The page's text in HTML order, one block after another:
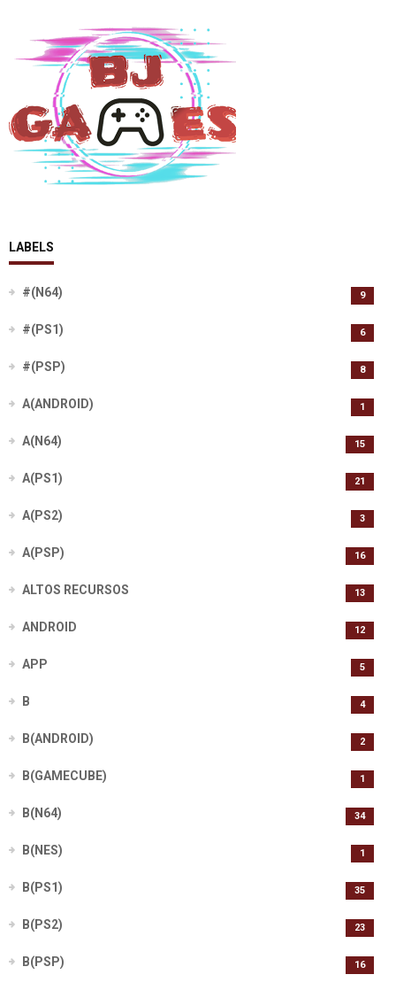
LABELS
#(N64) 9
#(PS1) 6
#(PSP) 8
A(ANDROID) 1
A(N64) 15
A(PS1) 21
A(PS2) 3
A(PSP) 16
ALTOS RECURSOS 13
ANDROID 12
APP 5
B 4
B(ANDROID) 2
B(GAMECUBE) 1
B(N64) 34
B(NES) 1
B(PS1) 35
B(PS2) 23
B(PSP) 16